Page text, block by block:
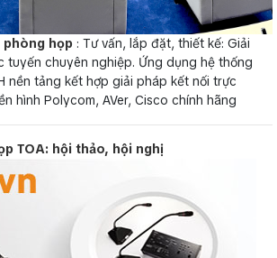
phòng họp : Tư vấn, lắp đặt, thiết kế: Giải
tuyến chuyên nghiệp. Ứng dụng hệ thống
nền tảng kết hợp giải pháp kết nối trực
hình Polycom, AVer, Cisco chính hãng
TOA: hội thảo, hội nghị